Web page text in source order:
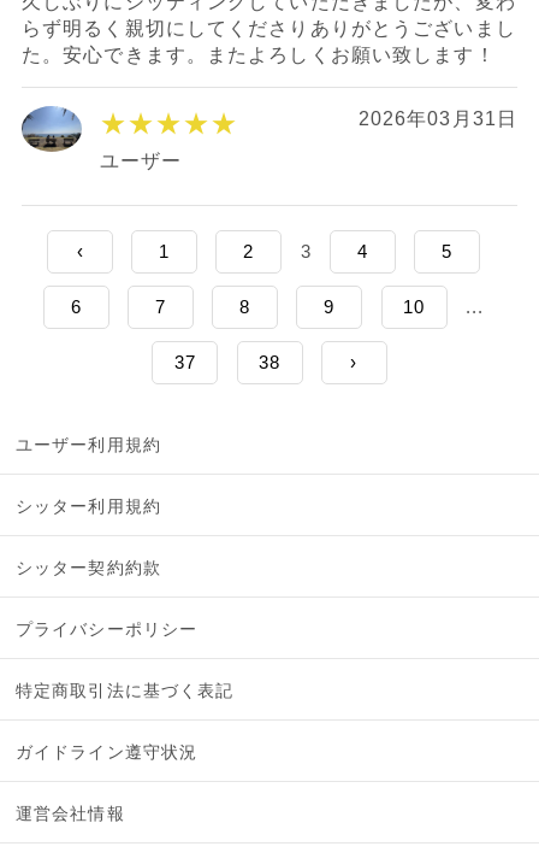
らず明るく親切にしてくださりありがとうございまし
た。安心できます。またよろしくお願い致します！
★★★★★ 2026年03月31日
ユーザー
‹ 1 2 3 4 5
6 7 8 9 10 ...
37 38 ›
ユーザー利用規約
シッター利用規約
シッター契約約款
プライバシーポリシー
特定商取引法に基づく表記
ガイドライン遵守状況
運営会社情報